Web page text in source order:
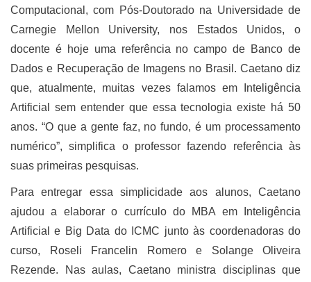
Computacional, com Pós-Doutorado na Universidade de
Carnegie Mellon University, nos Estados Unidos, o
docente é hoje uma referência no campo de Banco de
Dados e Recuperação de Imagens no Brasil. Caetano diz
que, atualmente, muitas vezes falamos em Inteligência
Artificial sem entender que essa tecnologia existe há 50
anos. “O que a gente faz, no fundo, é um processamento
numérico”, simplifica o professor fazendo referência às
suas primeiras pesquisas.
Para entregar essa simplicidade aos alunos, Caetano
ajudou a elaborar o currículo do MBA em Inteligência
Artificial e Big Data do ICMC junto às coordenadoras do
curso, Roseli Francelin Romero e Solange Oliveira
Rezende. Nas aulas, Caetano ministra disciplinas que